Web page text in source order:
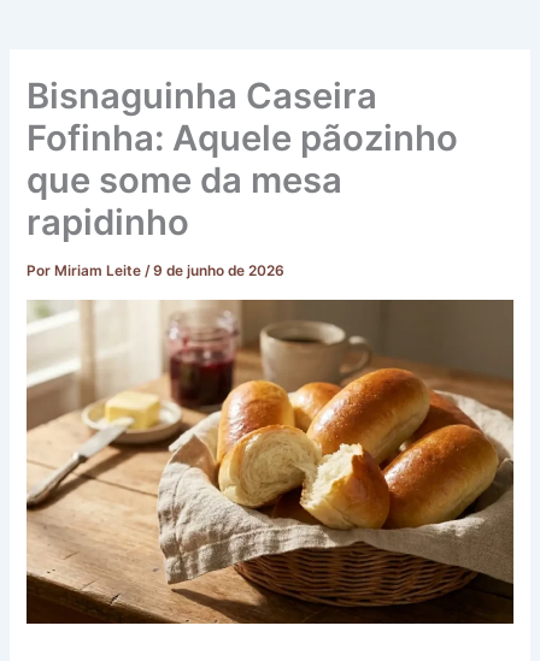
Bisnaguinha Caseira
Fofinha: Aquele pãozinho
que some da mesa
rapidinho
Por Miriam Leite/9 de junho de 2026